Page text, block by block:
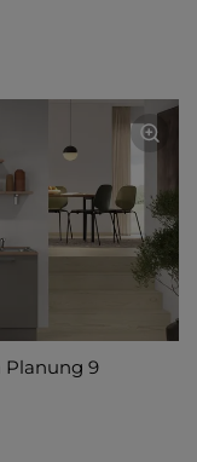
Planung 9